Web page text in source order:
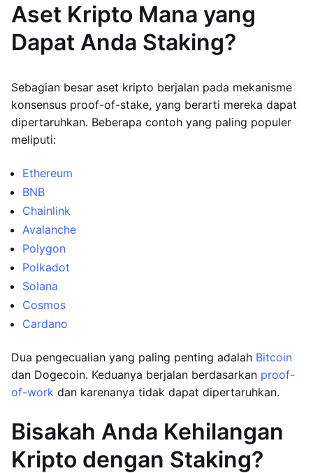
Aset Kripto Mana yang
Dapat Anda Staking?
Sebagian besar aset kripto berjalan pada mekanisme
konsensus proof-of-stake, yang berarti mereka dapat
dipertaruhkan. Beberapa contoh yang paling populer
meliputi:
Ethereum
BNB
Chainlink
Avalanche
Polygon
Polkadot
Solana
Cosmos
Cardano
Dua pengecualian yang paling penting adalah Bitcoin
dan Dogecoin. Keduanya berjalan berdasarkan proof-
of-work dan karenanya tidak dapat dipertaruhkan.
Bisakah Anda Kehilangan
Kripto dengan Staking?